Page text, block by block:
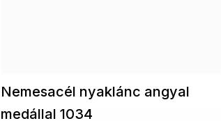
Nemesacél nyaklánc angyal
medállal 1034